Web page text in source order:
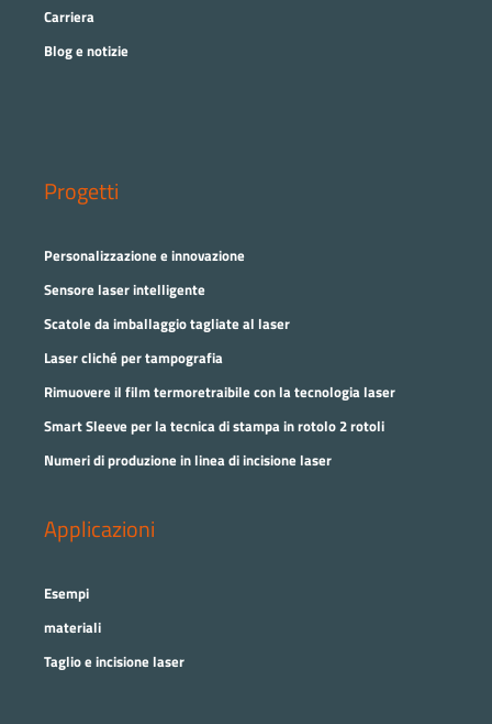
Carriera
Blog e notizie
Progetti
Personalizzazione e innovazione
Sensore laser intelligente
Scatole da imballaggio tagliate al laser
Laser cliché per tampografia
Rimuovere il film termoretraibile con la tecnologia laser
Smart Sleeve per la tecnica di stampa in rotolo 2 rotoli
Numeri di produzione in linea di incisione laser
Applicazioni
Esempi
materiali
Taglio e incisione laser